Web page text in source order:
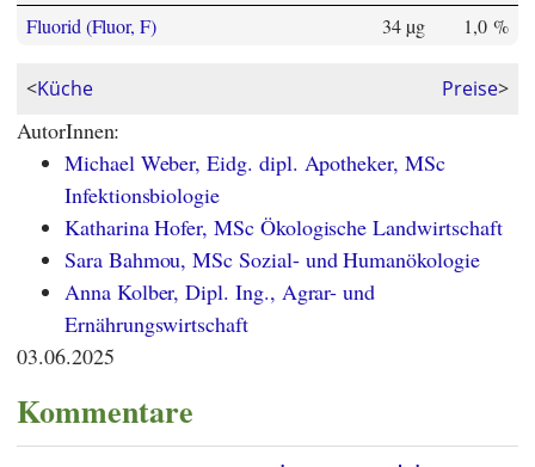
Fluorid (Fluor, F)
34 µg 1,0 %
<Küche Preise>
AutorInnen:
Michael Weber, Eidg. dipl. Apotheker, MSc
Infektionsbiologie
Katharina Hofer, MSc Ökologische Landwirtschaft
Sara Bahmou, MSc Sozial- und Humanökologie
Anna Kolber, Dipl. Ing., Agrar- und
Ernährungswirtschaft
03.06.2025
Kommentare